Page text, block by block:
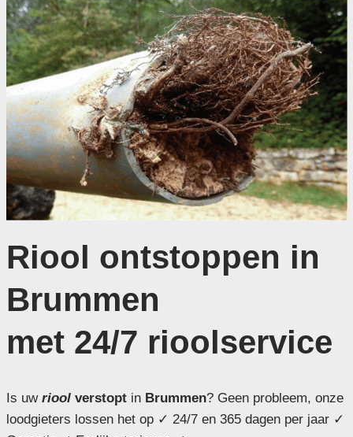
Riool ontstoppen in
Brummen
met 24/7 rioolservice
Is uw rioolverstoptin Brummen? Geen probleem, onze
loodgieters lossen het op ✓ 24/7 en 365 dagen per jaar ✓